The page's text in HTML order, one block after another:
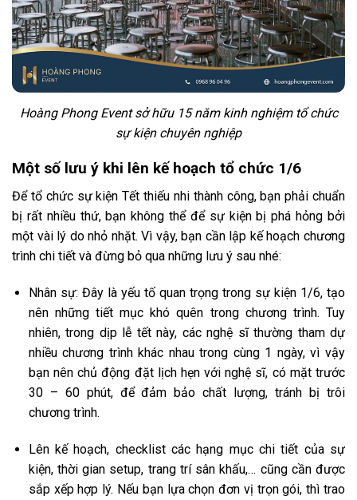
Hoàng Phong Event sở hữu 15 năm kinh nghiệm tổ chức
sự kiện chuyên nghiệp
Một số lưu ý khi lên kế hoạch tổ chức 1/6
Để tổ chức sự kiện Tết thiếu nhi thành công, bạn phải chuẩn
bị rất nhiều thứ, bạn không thể để sự kiện bị phá hỏng bởi
một vài lý do nhỏ nhặt. Vì vậy, bạn cần lập kế hoạch chương
trình chi tiết và đừng bỏ qua những lưu ý sau nhé:
Nhân sự: Đây là yếu tố quan trọng trong sự kiện 1/6, tạo
nên những tiết mục khó quên trong chương trình. Tuy
nhiên, trong dịp lễ tết này, các nghệ sĩ thường tham dự
nhiều chương trình khác nhau trong cùng 1 ngày, vì vậy
bạn nên chủ động đặt lịch hẹn với nghệ sĩ, có mặt trước
30 – 60 phút, để đảm bảo chất lượng, tránh bị trôi
chương trình.
Lên kế hoạch, checklist các hạng mục chi tiết của sự
kiện, thời gian setup, trang trí sân khấu,… cũng cần được
sắp xếp hợp lý. Nếu bạn lựa chọn đơn vị trọn gói, thì trao